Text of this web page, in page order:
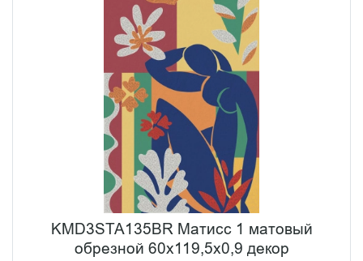
KMD3STA135BR Матисс 1 матовый
обрезной 60x119,5x0,9 декор